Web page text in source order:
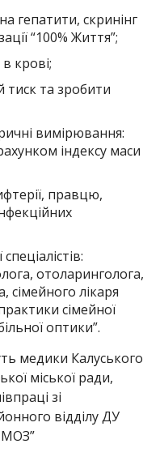
гепатити, скринінг
“100% Життя”;
крові;
тиск та зробити
вимірювання:
індексу маси
правцю,
отоларинголога,
сімейного лікаря
сімейної
оптики”.
медики Калуського
міської ради,
зі
відділу ДУ
МОЗ”